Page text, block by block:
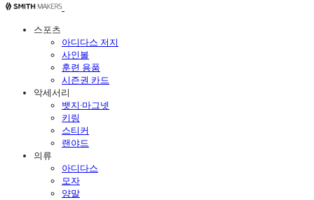
스포츠
아디다스 저지
사인볼
훈련 용품
시즌권 카드
악세서리
뱃지·마그넷
키링
스티커
랜야드
의류
아디다스
모자
양말